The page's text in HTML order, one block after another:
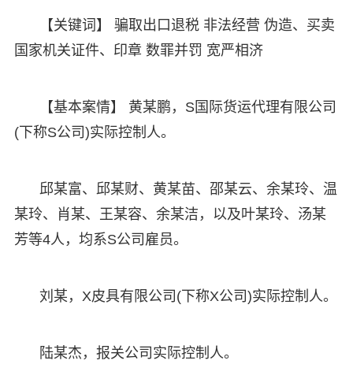
【关键词】 骗取出口退税 非法经营 伪造、买卖
国家机关证件、印章 数罪并罚 宽严相济
【基本案情】 黄某鹏，S国际货运代理有限公司
(下称S公司)实际控制人。
邱某富、邱某财、黄某苗、邵某云、余某玲、温
某玲、肖某、王某容、余某洁，以及叶某玲、汤某
芳等4人，均系S公司雇员。
刘某，X皮具有限公司(下称X公司)实际控制人。
陆某杰，报关公司实际控制人。